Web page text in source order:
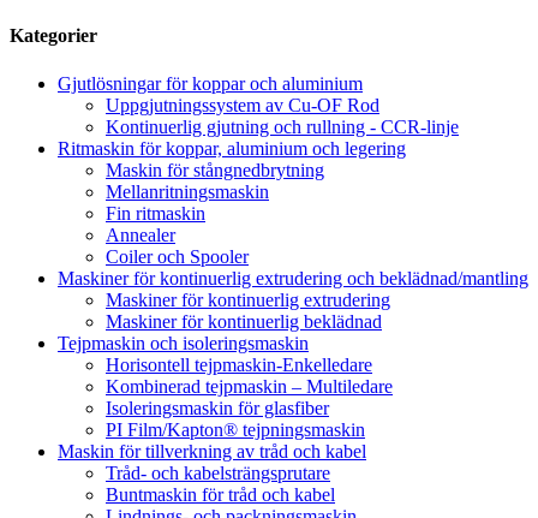
Kategorier
Gjutlösningar för koppar och aluminium
Uppgjutningssystem av Cu-OF Rod
Kontinuerlig gjutning och rullning - CCR-linje
Ritmaskin för koppar, aluminium och legering
Maskin för stångnedbrytning
Mellanritningsmaskin
Fin ritmaskin
Annealer
Coiler och Spooler
Maskiner för kontinuerlig extrudering och beklädnad/mantling
Maskiner för kontinuerlig extrudering
Maskiner för kontinuerlig beklädnad
Tejpmaskin och isoleringsmaskin
Horisontell tejpmaskin-Enkelledare
Kombinerad tejpmaskin – Multiledare
Isoleringsmaskin för glasfiber
PI Film/Kapton® tejpningsmaskin
Maskin för tillverkning av tråd och kabel
Tråd- och kabelsträngsprutare
Buntmaskin för tråd och kabel